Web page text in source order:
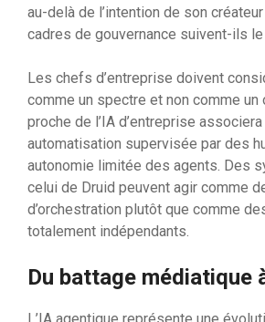
au-delà de l’intention de son
cadres de gouvernance suivent-ils le
Les chefs d’entreprise doivent
comme un spectre et non comme un
proche de l’IA d’entreprise
automatisation supervisée par des
autonomie limitée des agents. Des
celui de Druid peuvent agir comme
d’orchestration plutôt que comme
totalement indépendants.
Du battage médiatique